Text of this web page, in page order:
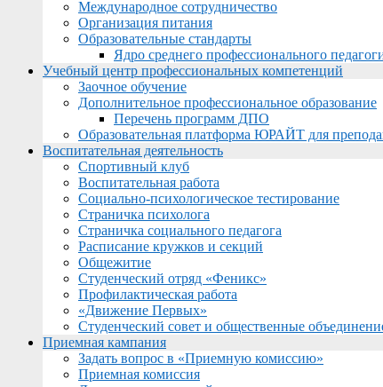
Международное сотрудничество
Организация питания
Образовательные стандарты
Ядро среднего профессионального
Учебный центр профессиональных компетенций
Заочное обучение
Дополнительное профессиональное образование
Перечень программ ДПО
Образовательная платформа ЮРАЙТ для
Воспитательная деятельность
Спортивный клуб
Воспитательная работа
Социально-психологическое тестирование
Страничка психолога
Страничка социального педагога
Расписание кружков и секций
Общежитие
Студенческий отряд «Феникс»
Профилактическая работа
«Движение Первых»
Студенческий совет и общественные
Приемная кампания
Задать вопрос в «Приемную комиссию»
Приемная комиссия